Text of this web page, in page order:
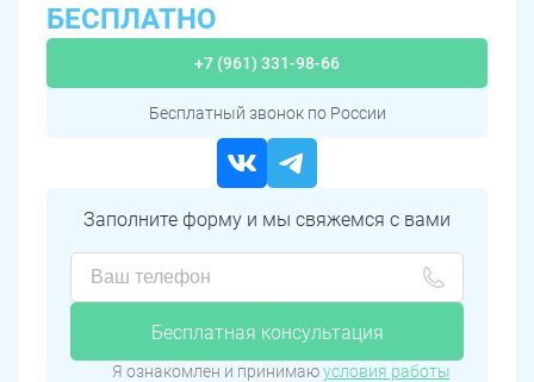
БЕСПЛАТНО
+7 (961) 331-98-66
Бесплатный звонок по России
Заполните форму и мы свяжемся с вами
Бесплатная консультация
Я ознакомлен и принимаюусловия работы